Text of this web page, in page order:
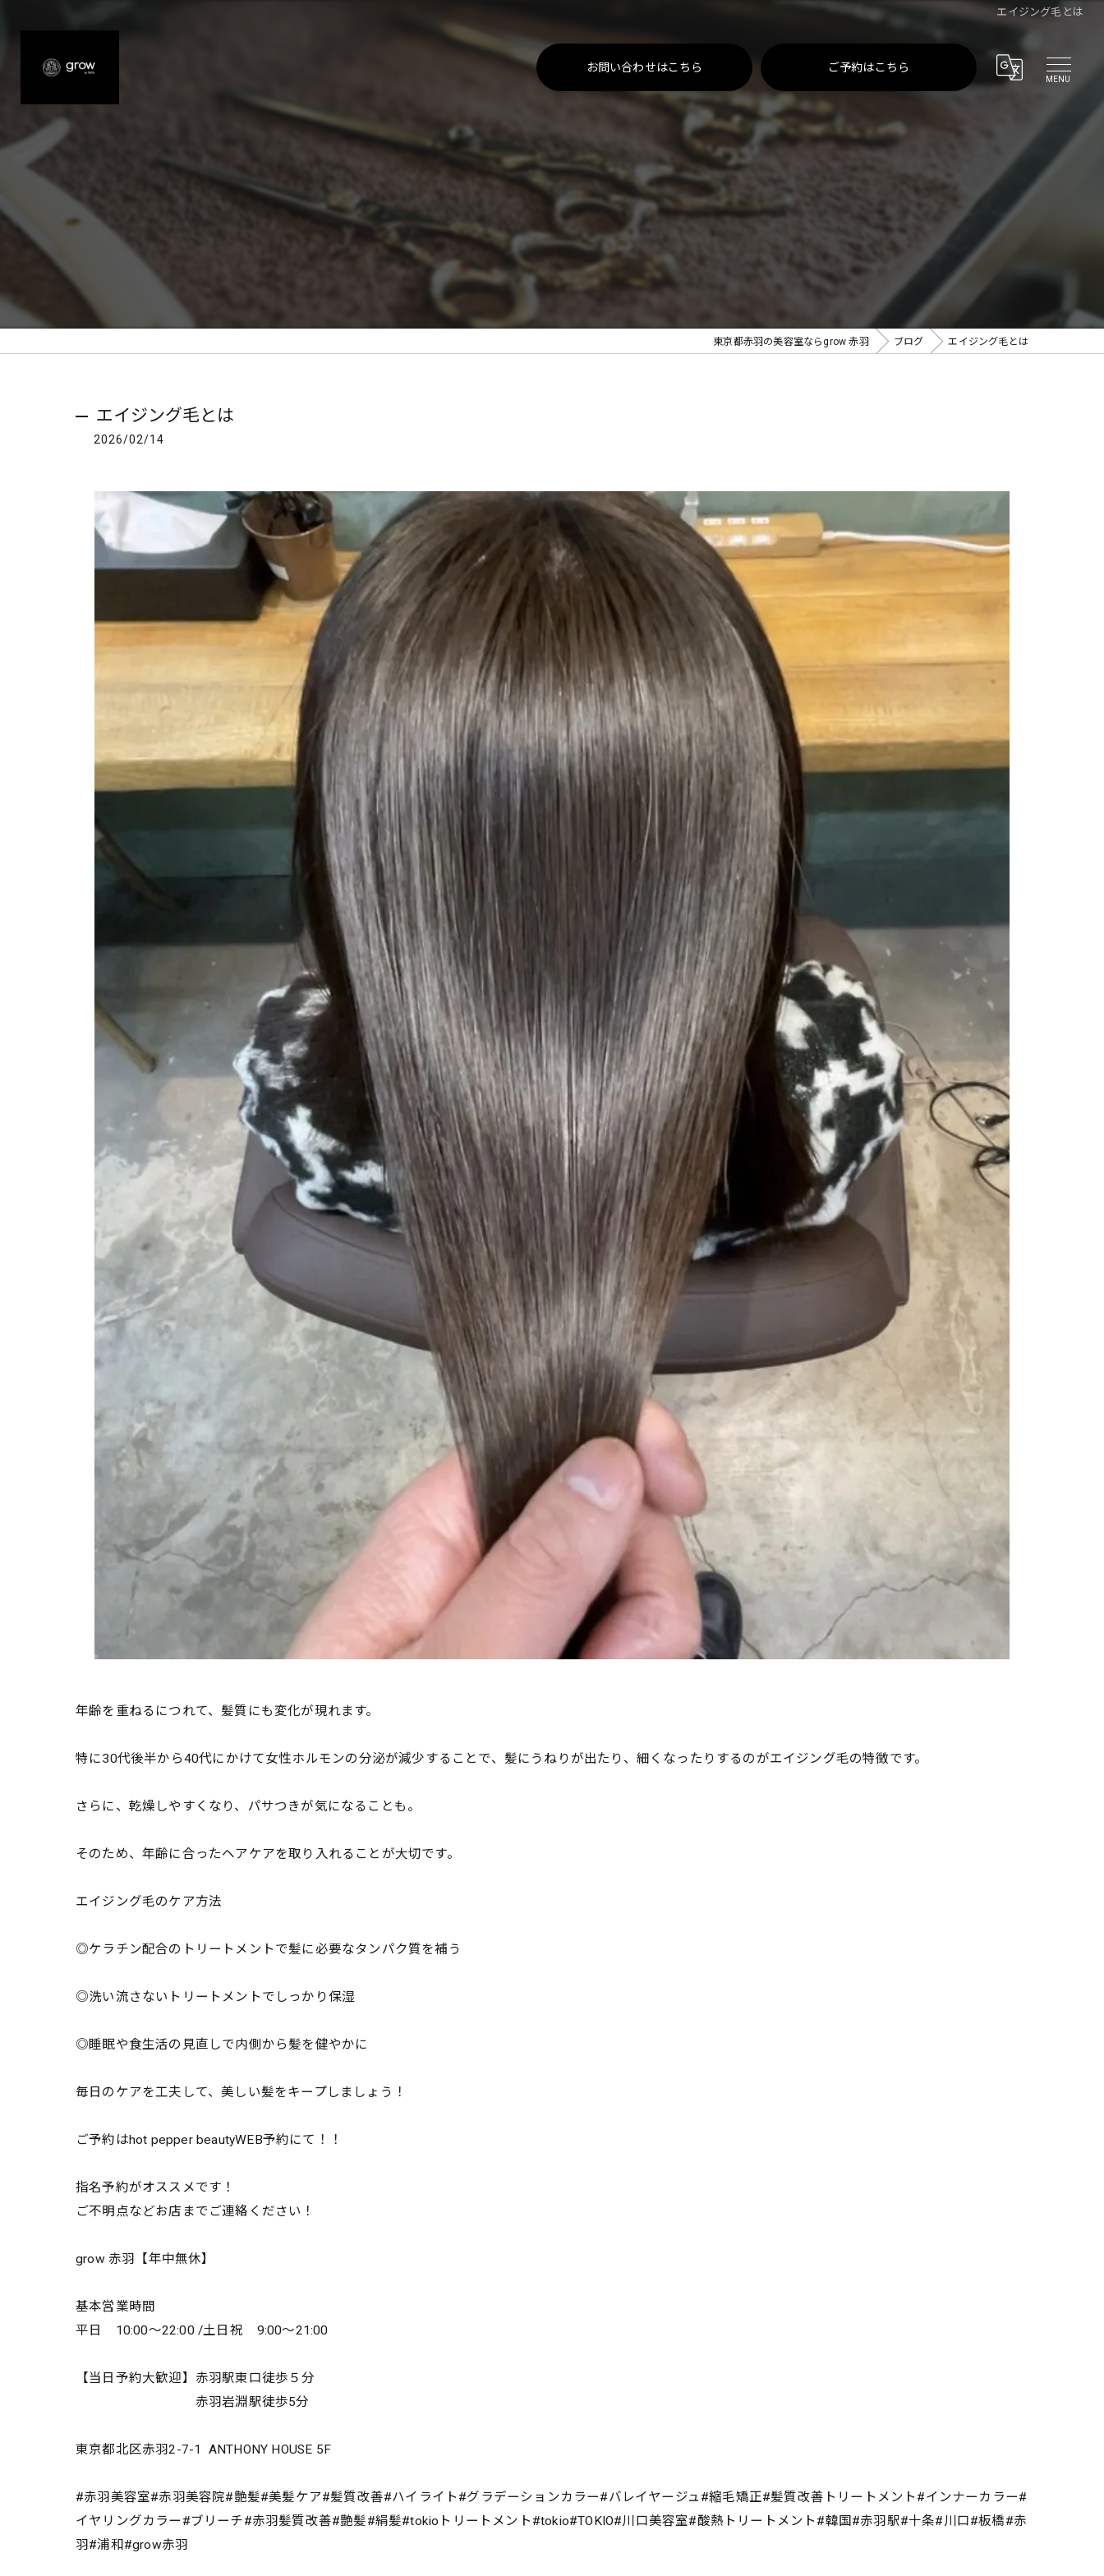
エイジング毛とは
お問い合わせはこちら ご予約はこちら
東京都赤羽の美容室ならgrow 赤羽 ブログ エイジング毛とは
エイジング毛とは
2026/02/14
年齢を重ねるにつれて、髪質にも変化が現れます。
特に30代後半から40代にかけて女性ホルモンの分泌が減少することで、髪にうねりが出たり、細くなったりするのがエイジング毛の特徴です。
さらに、乾燥しやすくなり、パサつきが気になることも。
そのため、年齢に合ったヘアケアを取り入れることが大切です。
エイジング毛のケア方法
◎ケラチン配合のトリートメントで髪に必要なタンパク質を補う
◎洗い流さないトリートメントでしっかり保湿
◎睡眠や食生活の見直しで内側から髪を健やかに
毎日のケアを工夫して、美しい髪をキープしましょう！
ご予約はhot pepper beautyWEB予約にて！！
指名予約がオススメです！
ご不明点などお店までご連絡ください！
grow 赤羽【年中無休】
基本営業時間
平日 10:00～22:00 /土日祝 9:00～21:00
【当日予約大歓迎】赤羽駅東口徒歩５分
赤羽岩淵駅徒歩5分
東京都北区赤羽2-7-1 ANTHONY HOUSE 5F
#赤羽美容室#赤羽美容院#艶髪#美髪ケア#髪質改善#ハイライト#グラデーションカラー#バレイヤージュ#縮毛矯正#髪質改善トリートメント#インナーカラー#
イヤリングカラー#ブリーチ#赤羽髪質改善#艶髪#絹髪#tokioトリートメント#tokio#TOKIO#川口美容室#酸熱トリートメント#韓国#赤羽駅#十条#川口#板橋#赤
羽#浦和#grow赤羽